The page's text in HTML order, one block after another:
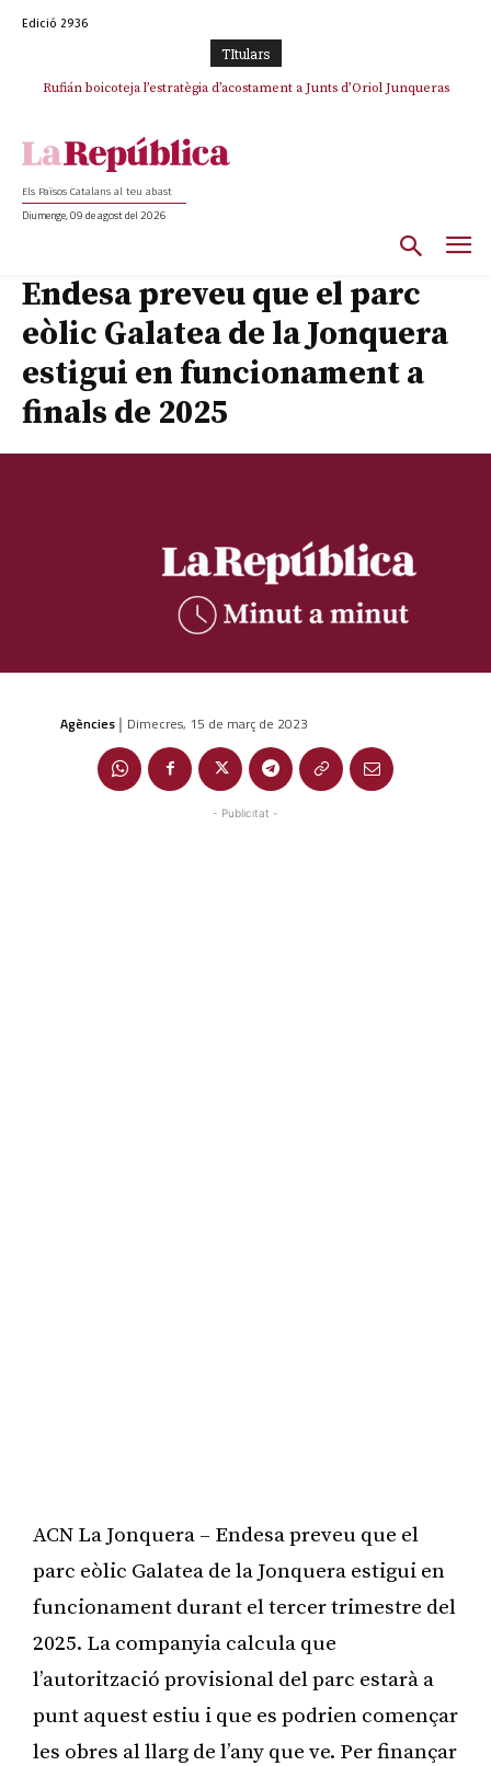
Edició 2936
TItulars
Rufián boicoteja l’estratègia d’acostament a Junts d’Oriol Junqueras
Els Països Catalans al teu abast
Diumenge, 09 de agost del 2026
Endesa preveu que el parc
eòlic Galatea de la Jonquera
estigui en funcionament a
finals de 2025
Agències | Dimecres, 15 de març de 2023
- Publicitat -
ACN La Jonquera – Endesa preveu que el
parc eòlic Galatea de la Jonquera estigui en
funcionament durant el tercer trimestre del
2025. La companyia calcula que
l’autorització provisional del parc estarà a
punt aquest estiu i que es podrien començar
les obres al llarg de l’any que ve. Per finançar